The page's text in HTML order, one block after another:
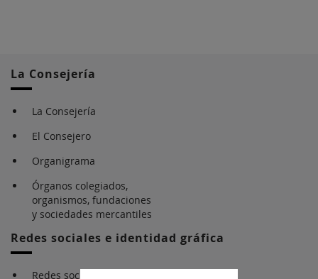
La Consejería
La Consejería
El Consejero
Organigrama
Órganos colegiados,
organismos, fundaciones
y sociedades mercantiles
Redes sociales e identidad gráfica
Redes sociales